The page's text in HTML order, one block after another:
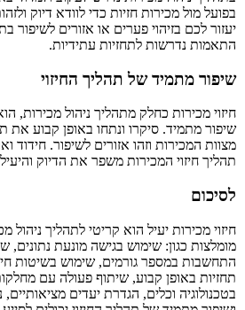
בפועל מול מכירות חזיות כדי לוודא דיוק
יעזור לכם בזיהוי פערים או אזורים לשיפור
התאמות נדרשות לתחזיות עתידיות.
שיפור מתמיד של תהליך החיזוי
חיזוי מכירות כחלק מתהליך ניהול מכירות,
שיפור מתמיד. סיקרו ונתחו באופן קבוע את
מצוות המכירות וזהו אזורים לשיפור. חידוד
תהליך חיזוי המכירות משפר את הדיוק
לסיכום
חיזוי מכירות יעיל הוא קריטי לתהליך ניהול
מומלצות כגון: שימוש בגישה מונעת נתונים,
התחשבות במספר גורמים, שימוש בשיטות
תחזיות באופן קבוע, שיתוף פעולה עם
בטכנולוגיה וכלים, הגדרת יעדים מציאותיים,